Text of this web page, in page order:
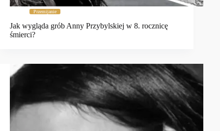
Przemijanie
Jak wygląda grób Anny Przybylskiej w 8. rocznicę
śmierci?